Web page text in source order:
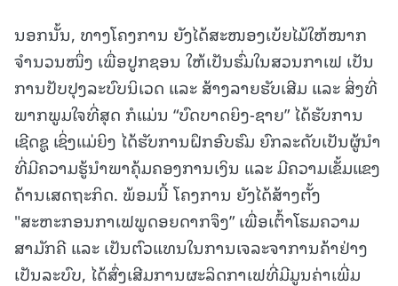
ນອກນັ້ນ, ທາງໂຄງການ ຍັງໄດ້ສະໜອງເບ້ຍໄມ້ໃຫ້ໝາກ
ຈຳນວນໜຶ່ງ ເພື່ອປູກຊອນ ໃຫ້ເປັນຮົ່ມໃນສວນກາເຟ ເປັນ
ການປັບປຸງລະບົບນິເວດ ແລະ ສ້າງລາຍຮັບເສີມ ແລະ ສິ່ງທີ່
ພາກພູມໃຈທີ່ສຸດ ກໍແມ່ນ “ບົດບາດຍິງ-ຊາຍ” ໄດ້ຮັບການ
ເຊີດຊູ ເຊິ່ງແມ່ຍິງ ໄດ້ຮັບການຝຶກອົບຮົມ ຍົກລະດັບເປັນຜູ້ນຳ
ທີ່ມີຄວາມຮູ້ນໍາພາຄຸ້ມຄອງການເງິນ ແລະ ມີຄວາມເຂັ້ມແຂງ
ດ້ານເສດຖະກິດ. ພ້ອມນີ້ ໂຄງການ ຍັງໄດ້ສ້າງຕັ້ງ
"ສະຫະກອນກາເຟພູດອຍດາກຈຶງ” ເພື່ອເຕົ້າໂຮມຄວາມ
ສາມັກຄີ ແລະ ເປັນຕົວແທນໃນການເຈລະຈາການຄ້າຢ່າງ
ເປັນລະບົບ, ໄດ້ສົ່ງເສີມການຜະລິດກາເຟທີ່ມີມູນຄ່າເພີ່ມ